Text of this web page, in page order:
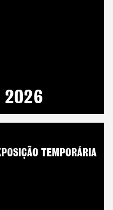
2026
TEMPORÁRIA